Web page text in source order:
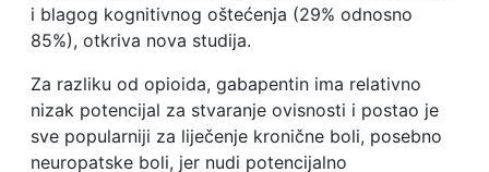
i blagog kognitivnog oštećenja (29% odnosno
85%), otkriva nova studija.
Za razliku od opioida, gabapentin ima relativno
nizak potencijal za stvaranje ovisnosti i postao je
sve popularniji za liječenje kronične boli, posebno
neuropatske boli, jer nudi potencijalno